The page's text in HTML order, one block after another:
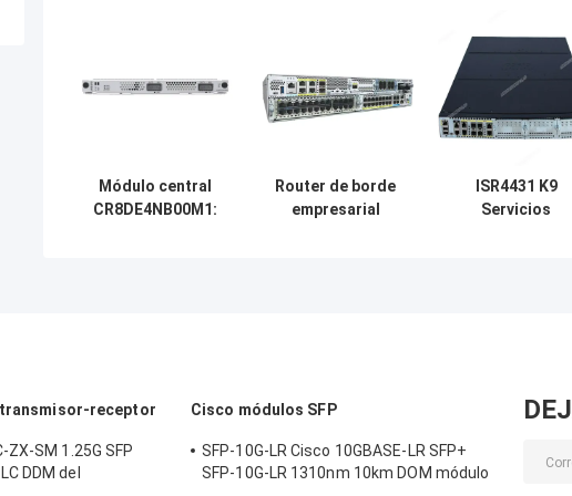
Módulo central
CR8DE4NB00M1:
Router de borde
empresarial
listo para SD-
WAN
ISR4431 K9
Servicios
receptor
ZX-SM 1.25G SFP
DDM del
Cisco módulos SFP
SFP-10G-LR Cisco 10GBASE-LR SFP+
SFP-10G-LR 1310nm 10km DOM módulo